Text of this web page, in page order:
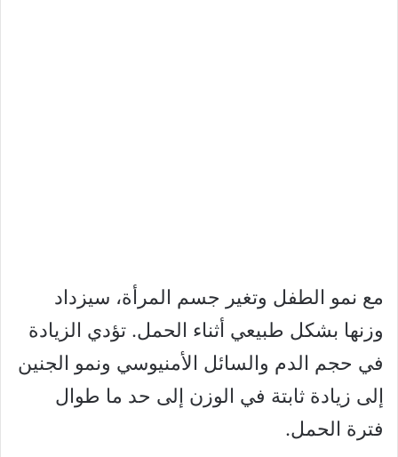
مع نمو الطفل وتغير جسم المرأة، سيزداد
وزنها بشكل طبيعي أثناء الحمل. تؤدي الزيادة
في حجم الدم والسائل الأمنيوسي ونمو الجنين
إلى زيادة ثابتة في الوزن إلى حد ما طوال
فترة الحمل.